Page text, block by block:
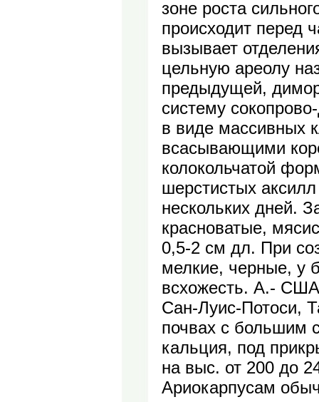
зоне роста
происходит перед
вызывает
цельную ареолу
предыдущей,
систему
в виде массивных
всасывающими
колокольчатой
шерстистых
нескольких дней.
красноватые,
0,5-2 см дл. При
мелкие, черные, у
всхожесть. А.-
Сан-Луис-Потоси,
почвах с большим
кальция, под
на выс. от 200 до
Ариокарпусам